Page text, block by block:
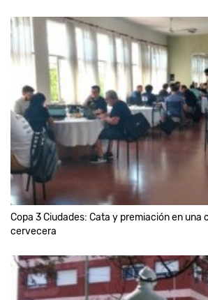
Copa 3 Ciudades: Cata y premiación en
cervecera